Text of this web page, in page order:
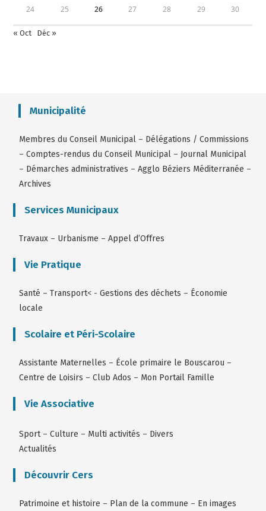
24 25 26 27 28 29 30
« Oct Déc »
Municipalité
Membres du Conseil Municipal – Délégations / Commissions
–Comptes-rendus du Conseil Municipal – Journal Municipal
– Démarches administratives –Agglo Béziers Méditerranée –
Archives
Services Municipaux
Travaux – Urbanisme –Appel d’Offres
Vie Pratique
Santé –Transport< -Gestions des déchets – Économie
locale
Scolaire et Péri-Scolaire
Assistante Maternelles – École primaire le Bouscarou –
Centre de Loisirs –Club Ados – Mon Portail Famille
Vie Associative
Sport –Culture – Multi activités – Divers
Actualités
Découvrir Cers
Patrimoine et histoire – Plan de la commune – En images